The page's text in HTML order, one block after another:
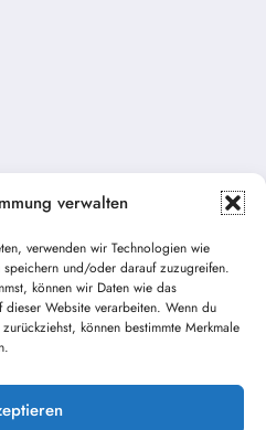
verwalten
verwenden wir Technologien wie
und/oder darauf zuzugreifen.
können wir Daten wie das
Website verarbeiten. Wenn du
können bestimmte Merkmale
am
am 9. Juni